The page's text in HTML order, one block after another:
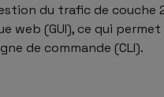
du trafic de couche
(GUI), ce qui
de commande (CLI).